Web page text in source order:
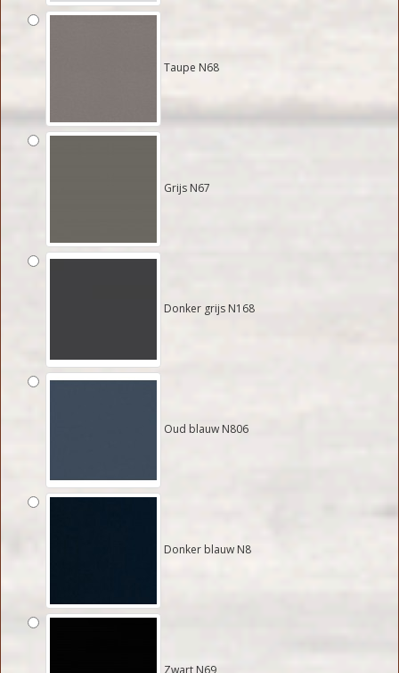
Taupe N68
Grijs N67
Donker grijs N168
Oud blauw N806
Donker blauw N8
Zwart N69